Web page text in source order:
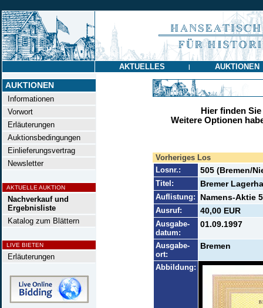
AKTUELLES | AUKTIONEN
AUKTIONEN
Informationen
Vorwort
Erläuterungen
Auktionsbedingungen
Einlieferungsvertrag
Newsletter
AKTUELLE AUKTION
Nachverkauf und
Ergebnisliste
Katalog zum Blättern
LIVE BIETEN
Erläuterungen
Hier finden
Weitere Optionen
Vorheriges Los
Losnr.:
505 (Bremen/
Titel: Bremer
Auflistung: Namens-Aktie
Ausruf: 40,00 EUR
Ausgabe-
datum:
01.09.1997
Ausgabe-
ort:
Bremen
Abbildung: